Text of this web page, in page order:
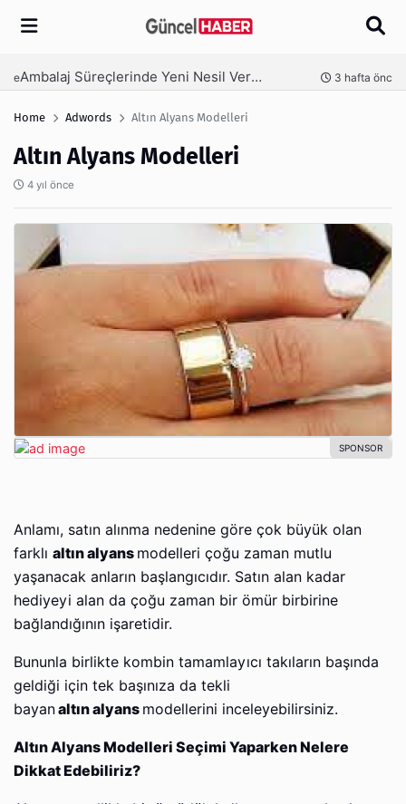
Arama
Ambalaj Süreçlerinde Yeni Nesil Verimliliği Olimpack ile Yakalayın 3 hafta önce
Home Adwords Altın Alyans Modelleri
Altın Alyans Modelleri
4 yıl önce
Anlamı, satın alınma nedenine göre çok büyük olan
farklı altın alyans modelleri çoğu zaman mutlu
yaşanacak anların başlangıcıdır. Satın alan kadar
hediyeyi alan da çoğu zaman bir ömür birbirine
bağlandığının işaretidir.
Bununla birlikte kombin tamamlayıcı takıların başında
geldiği için tek başınıza da tekli
bayanaltın alyans modellerini inceleyebilirsiniz.
Altın Alyans Modelleri Seçimi Yaparken Nelere
Dikkat Edebiliriz?